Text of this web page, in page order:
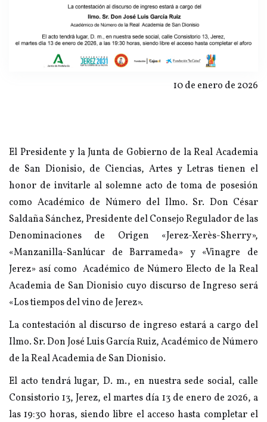
10 de enero de 2026
El Presidente y la Junta de Gobierno de la Real Academia
de San Dionisio, de Ciencias, Artes y Letras tienen el
honor de invitarle al solemne acto de toma de posesión
como Académico de Número del Ilmo. Sr. Don César
Saldaña Sánchez, Presidente del Consejo Regulador de las
Denominaciones de Origen «Jerez-Xerès-Sherry»,
«Manzanilla-Sanlúcar de Barrameda» y «Vinagre de
Jerez» así como Académico de Número Electo de la Real
Academia de San Dionisio cuyo discurso de Ingreso será
«Los tiempos del vino de Jerez».
La contestación al discurso de ingreso estará a cargo del
Ilmo. Sr. Don José Luis García Ruiz, Académico de Número
de la Real Academia de San Dionisio.
El acto tendrá lugar, D. m., en nuestra sede social, calle
Consistorio 13, Jerez, el martes día 13 de enero de 2026, a
las 19:30 horas, siendo libre el acceso hasta completar el